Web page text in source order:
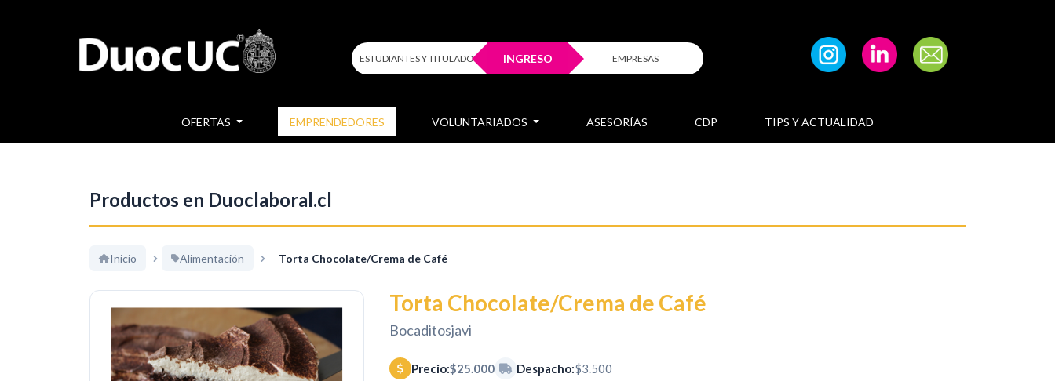
ESTUDIANTES Y TITULADOS INGRESO EMPRESAS
OFERTAS EMPRENDEDORES VOLUNTARIADOS ASESORÍAS CDP TIPS Y ACTUALIDAD
Productos en Duoclaboral.cl
Inicio Alimentación Torta Chocolate/Crema de Café
Torta Chocolate/Crema de Café
Bocaditosjavi
Precio:$25.000 Despacho:$3.500